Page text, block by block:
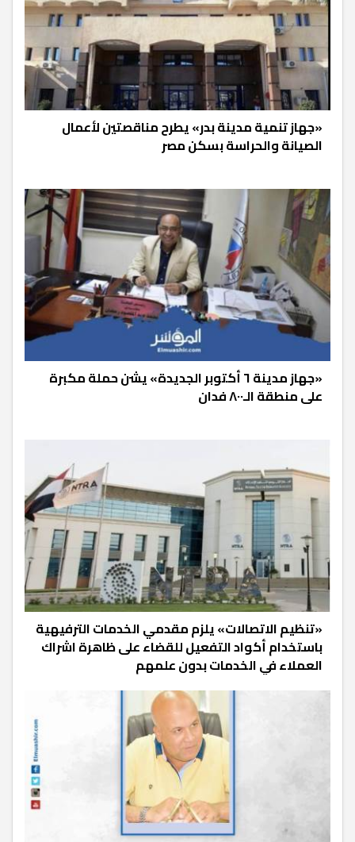
«جهاز تنمية مدينة بدر» يطرح مناقصتين لأعمال
الصيانة والحراسة بسكن مصر
«جهاز مدينة ٦ أكتوبر الجديدة» يشن حملة مكبرة
على منطقة الـ٨٠٠ فدان
«تنظيم الاتصالات» يلزم مقدمي الخدمات الترفيهية
باستخدام أكواد التفعيل للقضاء على ظاهرة اشراك
العملاء في الخدمات بدون علمهم